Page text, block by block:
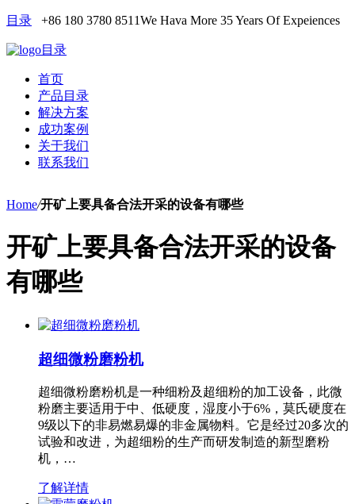
目录 +86 180 3780 8511We Hava More 35 Years Of Expeiences
目录
首页
产品目录
解决方案
成功案例
关于我们
联系我们
Home/开矿上要具备合法开采的设备有哪些
开矿上要具备合法开采的设备
有哪些
超细微粉磨粉机
超细微粉磨粉机是一种细粉及超细粉的加工设备，此微
粉磨主要适用于中、低硬度，湿度小于6%，莫氏硬度在
9级以下的非易燃易爆的非金属物料。它是经过20多次的
试验和改进，为超细粉的生产而研发制造的新型磨粉
机，…
了解详情